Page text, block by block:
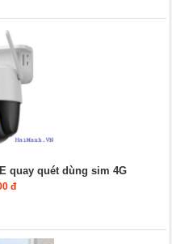
quay quét dùng sim 4G
đ